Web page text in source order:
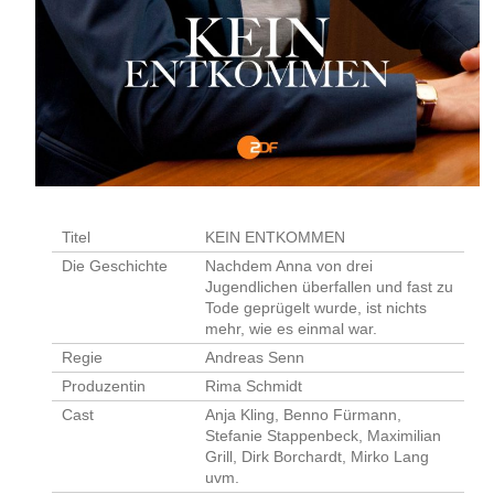
Titel
KEIN ENTKOMMEN
Die Geschichte
Nachdem Anna von drei
Jugendlichen überfallen und fast zu
Tode geprügelt wurde, ist nichts
mehr, wie es einmal war.
Regie
Andreas Senn
Produzentin
Rima Schmidt
Cast
Anja Kling, Benno Fürmann,
Stefanie Stappenbeck, Maximilian
Grill, Dirk Borchardt, Mirko Lang
uvm.